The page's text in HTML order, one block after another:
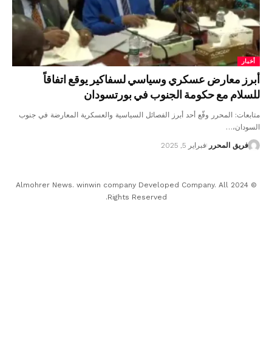
أخبار
أبرز معارض عسكري وسياسي لسفاكير يوقع اتفاقاً
للسلام مع حكومة الجنوب في بورتسودان
متابعات: المحرر وقّع أحد أبرز الفصائل السياسية والعسكرية المعارضة في جنوب
السودان،…
فريق المحرر فبراير 5, 2025
© 2024 Almohrer News. winwin company Developed Company. All
Rights Reserved.